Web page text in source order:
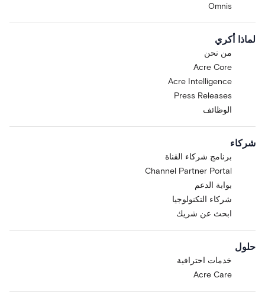
Omnis
لماذا أكري
من نحن
Acre Core
Acre Intelligence
Press Releases
الوظائف
شركاء
برنامج شركاء القناة
Channel Partner Portal
بوابة الدعم
شركاء التكنولوجيا
ابحث عن شريك
حلول
خدمات احترافية
Acre Care